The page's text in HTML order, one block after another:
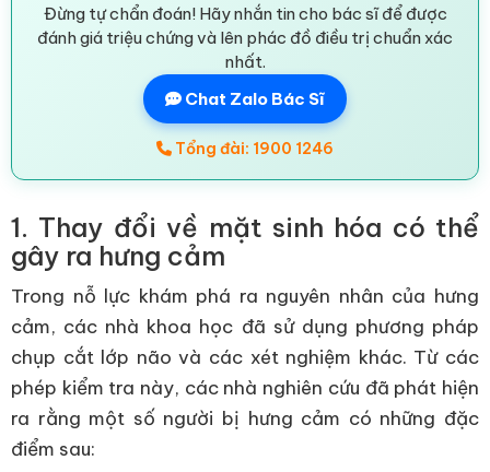
Đừng tự chẩn đoán! Hãy nhắn tin cho bác sĩ để được
đánh giá triệu chứng và lên phác đồ điều trị chuẩn xác
nhất.
Chat Zalo Bác Sĩ
Tổng đài: 1900 1246
1. Thay đổi về mặt sinh hóa có thể
gây ra hưng cảm
Trong nỗ lực khám phá ra nguyên nhân của hưng
cảm, các nhà khoa học đã sử dụng phương pháp
chụp cắt lớp não và các xét nghiệm khác. Từ các
phép kiểm tra này, các nhà nghiên cứu đã phát hiện
ra rằng một số người bị hưng cảm có những đặc
điểm sau: